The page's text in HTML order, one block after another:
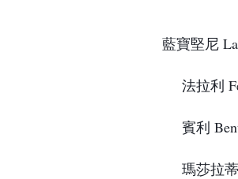
藍寶堅尼
法拉利
賓利
瑪莎拉